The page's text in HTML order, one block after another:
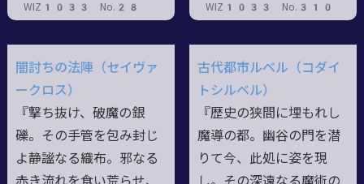
WIZ1033 No.28
WIZ1033 No.310
闇討ちの法陣（セイヴァ
ークロス）
『撃ち抜け、破魔の銀
礫。その手管を包み封じ
よ静謐なる織布。邪なる
古代都市ルベル（コダイ
トシルベル）
『歴史の狭間に埋もれし
魔導の都。幽谷の門を潜
りて今、此処に姿を現